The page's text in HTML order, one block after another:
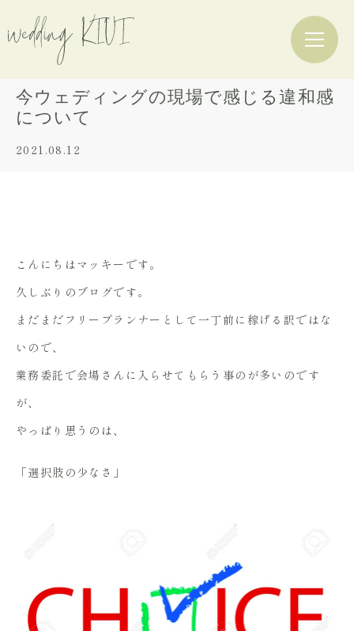
今ウェディングの現場で感じる違和感
について
2021.08.12
こんにちはマッキーです。
久しぶりのブログです。
まだまだフリープランナーとして一丁前に稼げる訳ではな
いので、
業務委託で会場さんに入らせてもらう事のが多いのです
が、
やっぱり思うのは、
「選択肢の少なさ」